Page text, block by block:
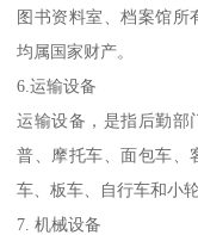
图书资料室、档案馆所
均属国家财产。
6.运输设备
运输设备，是指后勤部
普、摩托车、面包车、
车、板车、自行车和小轮
7. 机械设备